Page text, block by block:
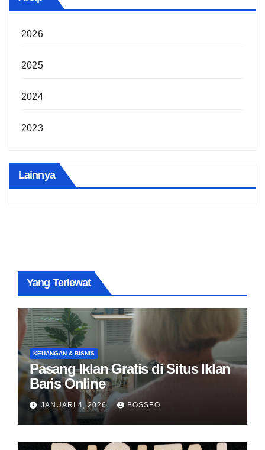
2026
2025
2024
2023
Lainnya
Yang Terlewat
KEUANGAN & BISNIS
Pasang Iklan Gratis di Situs Iklan
Baris Online
JANUARI 4, 2026 BOSSEO